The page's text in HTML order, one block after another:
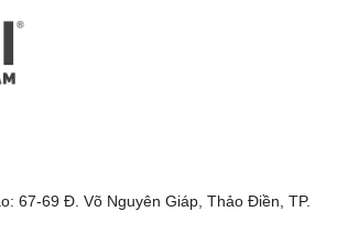
67-69 Đ. Võ Nguyên Giáp, Thảo Điền, TP.